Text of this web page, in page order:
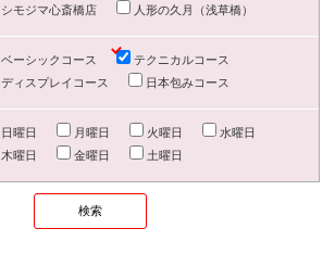
シモジマ心斎橋店 人形の久月（浅草橋）
ベーシックコース
テクニカルコース
ディスプレイコース
日本包みコース
日曜日 月曜日 火曜日
水曜日
木曜日
金曜日 土曜日